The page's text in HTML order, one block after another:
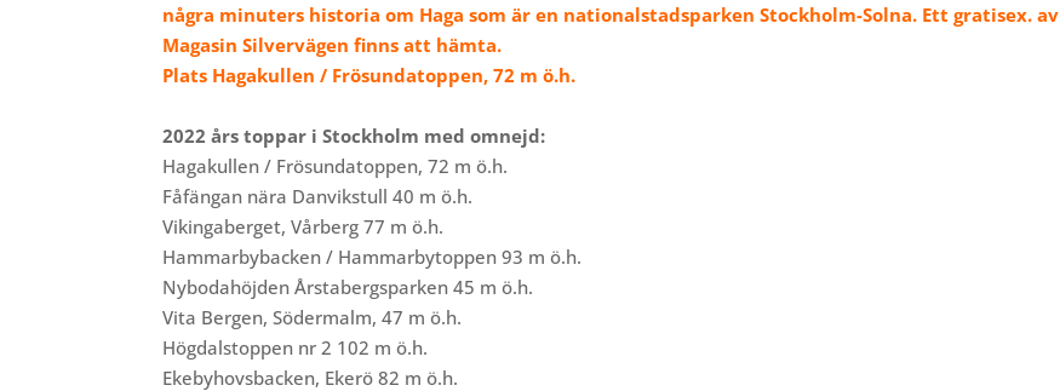
några minuters historia om Haga som är en nationalstadsparken Stockholm-Solna. Ett gratisex. av
Magasin Silvervägen finns att hämta.
Plats Hagakullen / Frösundatoppen, 72 m ö.h.
2022 års toppar i Stockholm med omnejd:
Hagakullen / Frösundatoppen, 72 m ö.h.
Fåfängan nära Danvikstull 40 m ö.h.
Vikingaberget, Vårberg 77 m ö.h.
Hammarbybacken / Hammarbytoppen 93 m ö.h.
Nybodahöjden Årstabergsparken 45 m ö.h.
Vita Bergen, Södermalm, 47 m ö.h.
Högdalstoppen nr 2 102 m ö.h.
Ekebyhovsbacken, Ekerö 82 m ö.h.